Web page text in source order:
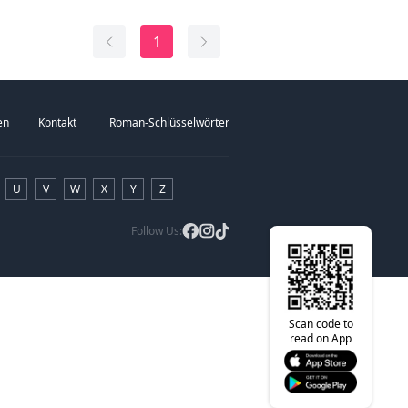
1
Kontakt Roman-Schlüsselwörter
U V W X Y Z
Follow Us:
Scan code to
read on App